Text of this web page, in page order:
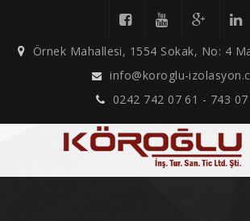
Örnek Mahallesi, 1554 Sokak, No: 4
info@koroglu-
0242 742 07 61 - 743 07